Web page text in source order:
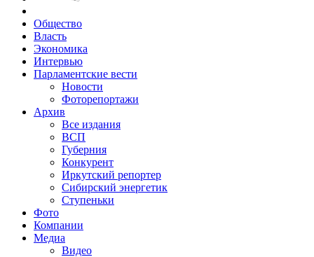
Общество
Власть
Экономика
Интервью
Парламентские вести
Новости
Фоторепортажи
Архив
Все издания
ВСП
Губерния
Конкурент
Иркутский репортер
Сибирский энергетик
Ступеньки
Фото
Компании
Медиа
Видео